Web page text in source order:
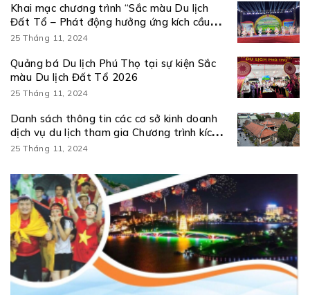
Khai mạc chương trình “Sắc màu Du lịch
Đất Tổ – Phát động hưởng ứng kích cầu
Du lịch Phú Thọ năm 2026”
25 Tháng 11, 2024
Quảng bá Du lịch Phú Thọ tại sự kiện Sắc
màu Du lịch Đất Tổ 2026
25 Tháng 11, 2024
Danh sách thông tin các cơ sở kinh doanh
dịch vụ du lịch tham gia Chương trình kích
cầu du lịch năm 2026
25 Tháng 11, 2024